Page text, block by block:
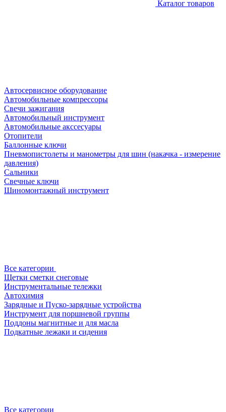
Каталог товаров
Автосервисное оборудование
Автомобильные компрессоры
Свечи зажигания
Автомобильный инструмент
Автомобильные акссесуары
Отопители
Баллонные ключи
Пневмопистолеты и манометры для шин (накачка - измерение
давления)
Сальники
Свечные ключи
Шиномонтажный инструмент
Все категории
Щетки сметки снеговые
Инструментальные тележки
Автохимия
Зарядные и Пуско-зарядные устройства
Инструмент для поршневой группы
Поддоны магнитные и для масла
Подкатные лежаки и сидения
Все категории